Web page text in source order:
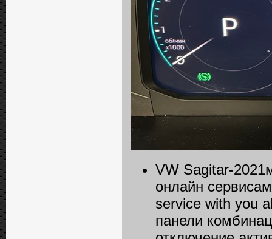
VW Sagitar-
онлайн
service with you
панели